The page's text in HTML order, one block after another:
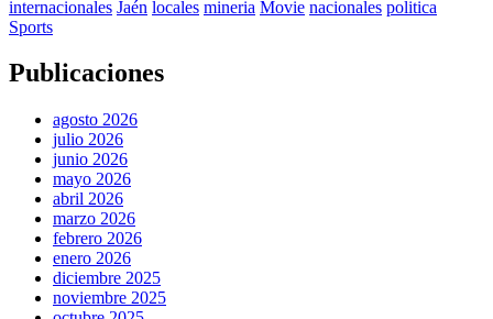
internacionales Jaén locales mineria Movie nacionales politica
Sports
Publicaciones
agosto 2026
julio 2026
junio 2026
mayo 2026
abril 2026
marzo 2026
febrero 2026
enero 2026
diciembre 2025
noviembre 2025